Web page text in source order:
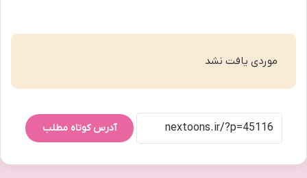
موردی یافت نشد
آدرس کوتاه مطلب